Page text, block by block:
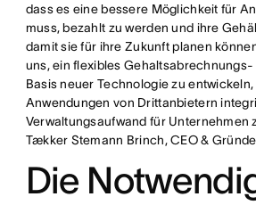
dass es eine bessere Möglichkeit für
muss, bezahlt zu werden und ihre
damit sie für ihre Zukunft planen
uns, ein flexibles
Basis neuer Technologie zu
Anwendungen von Drittanbietern
Verwaltungsaufwand für Unternehmen
Tækker Stemann Brinch, CEO &
Die